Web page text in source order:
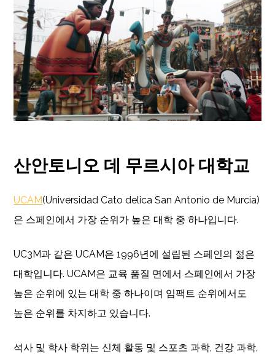
산안토니오 데 무르시아 대학교
UCAM(Universidad Cato delica San Antonio de Murcia)
은 스페인에서 가장 순위가 높은 대학 중 하나입니다.
UC3M과 같은 UCAM은 1996년에 설립된 스페인의 젊은
대학입니다. UCAM은 교육 품질 면에서 스페인에서 가장
높은 순위에 있는 대학 중 하나이며 임팩트 순위에서도
높은 순위를 차지하고 있습니다.
석사 및 학사 학위는 신체 활동 및 스포츠 과학, 건강 과학,